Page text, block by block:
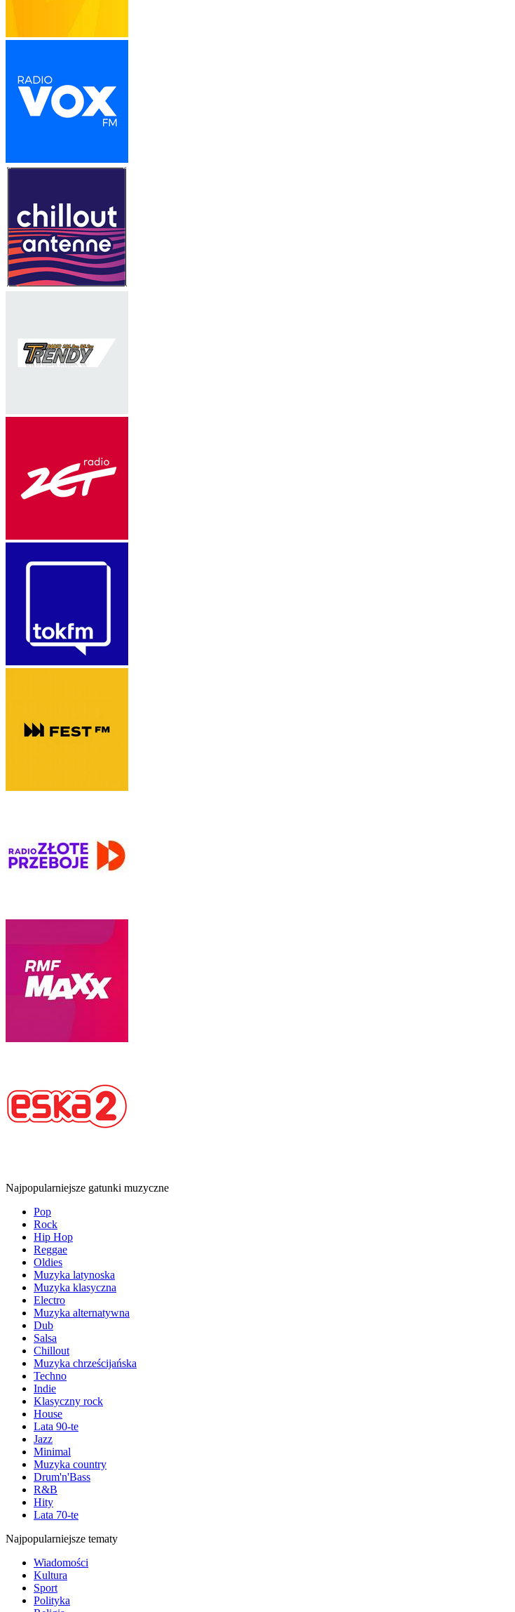
Najpopularniejsze gatunki muzyczne
Pop
Rock
Hip Hop
Reggae
Oldies
Muzyka latynoska
Muzyka klasyczna
Electro
Muzyka alternatywna
Dub
Salsa
Chillout
Muzyka chrześcijańska
Techno
Indie
Klasyczny rock
House
Lata 90-te
Jazz
Minimal
Muzyka country
Drum'n'Bass
R&B
Hity
Lata 70-te
Najpopularniejsze tematy
Wiadomości
Kultura
Sport
Polityka